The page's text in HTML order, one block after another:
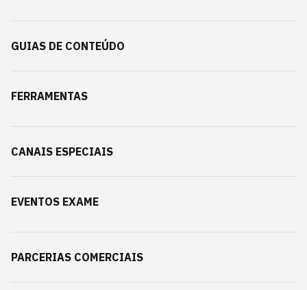
GUIAS DE CONTEÚDO
FERRAMENTAS
CANAIS ESPECIAIS
EVENTOS EXAME
PARCERIAS COMERCIAIS